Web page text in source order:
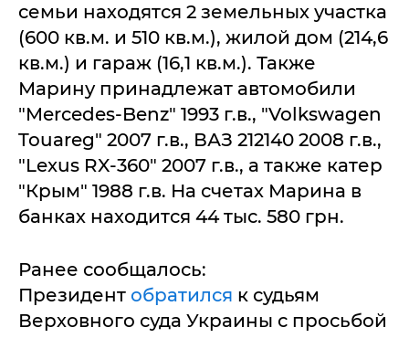
семьи находятся 2 земельных участка
(600 кв.м. и 510 кв.м.), жилой дом (214,6
кв.м.) и гараж (16,1 кв.м.). Также
Марину принадлежат автомобили
"Mercedes-Benz" 1993 г.в., "Volkswagen
Touareg" 2007 г.в., ВАЗ 212140 2008 г.в.,
"Lexus RX-360" 2007 г.в., а также катер
"Крым" 1988 г.в. На счетах Марина в
банках находится 44 тыс. 580 грн.
Ранее сообщалось:
Президент обратился к судьям
Верховного суда Украины с просьбой